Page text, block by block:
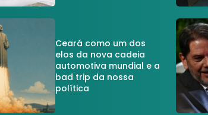
Ceará como um dos
elos da nova cadeia
automotiva mundial e a
bad trip da nossa
política